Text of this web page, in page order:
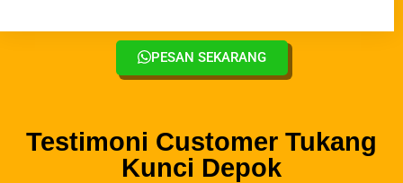
PESAN SEKARANG
Testimoni Customer Tukang
Kunci Depok